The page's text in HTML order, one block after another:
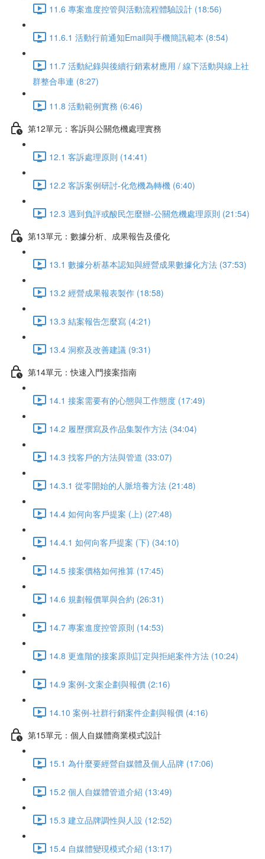
11.6 專案進度控管與活動流程體驗設計 (18:56)
11.6.1 活動行前通知Email與手機簡訊範本 (8:54)
11.7 活動紀錄與後續行銷素材應用 / 線下活動與線上社
群整合串連 (8:27)
11.8 活動範例實務 (6:46)
第12單元：客訴與公關危機處理實務
12.1 客訴處理原則 (14:41)
12.2 客訴案例研討-化危機為轉機 (6:40)
12.3 遇到負評或酸民怎麼辦-公關危機處理原則 (21:54)
第13單元：數據分析、成果報告及優化
13.1 數據分析基本認知與經營成果數據化方法 (37:53)
13.2 經營成果報表製作 (18:58)
13.3 結案報告怎麼寫 (4:21)
13.4 洞察及改善建議 (9:31)
第14單元：快速入門接案指南
14.1 接案需要有的心態與工作態度 (17:49)
14.2 履歷撰寫及作品集製作方法 (34:04)
14.3 找客戶的方法與管道 (33:07)
14.3.1 從零開始的人脈培養方法 (21:48)
14.4 如何向客戶提案 (上) (27:48)
14.4.1 如何向客戶提案 (下) (34:10)
14.5 接案價格如何推算 (17:45)
14.6 規劃報價單與合約 (26:31)
14.7 專案進度控管原則 (14:53)
14.8 更進階的接案原則訂定與拒絕案件方法 (10:24)
14.9 案例-文案企劃與報價 (2:16)
14.10 案例-社群行銷案件企劃與報價 (4:16)
第15單元：個人自媒體商業模式設計
15.1 為什麼要經營自媒體及個人品牌 (17:06)
15.2 個人自媒體管道介紹 (13:49)
15.3 建立品牌調性與人設 (12:52)
15.4 自媒體變現模式介紹 (13:17)